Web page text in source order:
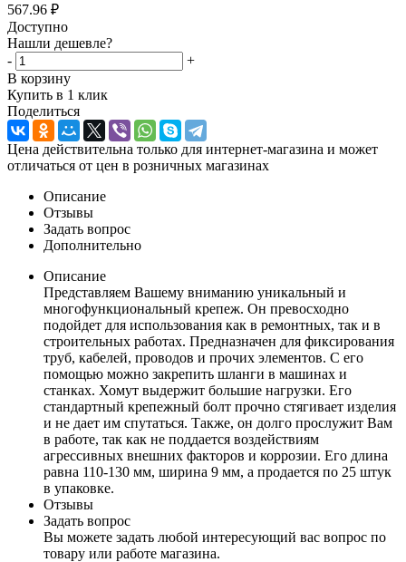
567.96 ₽
Доступно
Нашли дешевле?
-
+
В корзину
Купить в 1 клик
Поделиться
Цена действительна только для интернет-магазина и может
отличаться от цен в розничных магазинах
Описание
Отзывы
Задать вопрос
Дополнительно
Описание
Представляем Вашему вниманию уникальный и
многофункциональный крепеж. Он превосходно
подойдет для использования как в ремонтных, так и в
строительных работах. Предназначен для фиксирования
труб, кабелей, проводов и прочих элементов. С его
помощью можно закрепить шланги в машинах и
станках. Хомут выдержит большие нагрузки. Его
стандартный крепежный болт прочно стягивает изделия
и не дает им спутаться. Также, он долго прослужит Вам
в работе, так как не поддается воздействиям
агрессивных внешних факторов и коррозии. Его длина
равна 110-130 мм, ширина 9 мм, а продается по 25 штук
в упаковке.
Отзывы
Задать вопрос
Вы можете задать любой интересующий вас вопрос по
товару или работе магазина.